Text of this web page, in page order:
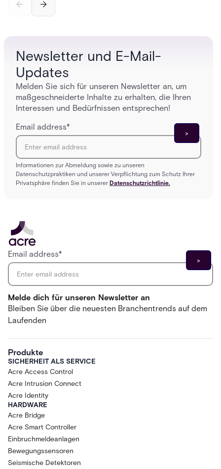
Newsletter und E-Mail-
Updates
Melden Sie sich für unseren Newsletter an, um
maßgeschneiderte Inhalte zu erhalten, die Ihren
Interessen und Bedürfnissen entsprechen!
Email address*
Informationen zur Abmeldung sowie zu unseren
Datenschutzpraktiken und unserer Verpflichtung zum Schutz Ihrer
Privatsphäre finden Sie in unserer Datenschutzrichtlinie.
Melde dich für unseren Newsletter an
Bleiben Sie über die neuesten Branchentrends auf dem
Laufenden
Email address*
Produkte
SICHERHEIT ALS SERVICE
Acre Access Control
Acre Intrusion Connect
Acre Identity
HARDWARE
Acre Bridge
Acre Smart Controller
Einbruchmeldeanlagen
Bewegungssensoren
Seismische Detektoren